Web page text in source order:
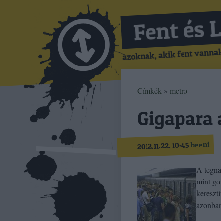
Fent és
azoknak, akik fent
Címkék » metro
Gigapara
2012.11.22. 10:45beeni
A
mint